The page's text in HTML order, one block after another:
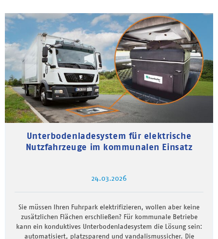
Unterbodenladesystem für elektrische
Nutzfahrzeuge im kommunalen Einsatz
24.03.2026
Sie müssen Ihren Fuhrpark elektrifizieren, wollen aber keine
zusätzlichen Flächen erschließen? Für kommunale Betriebe
kann ein konduktives Unterbodenladesystem die Lösung sein:
automatisiert, platzsparend und vandalismussicher. Die